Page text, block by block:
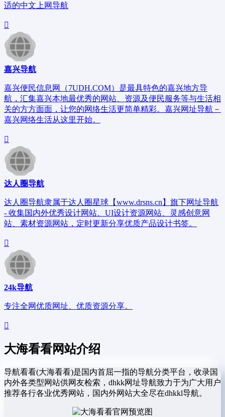
适的中文上网导航
嘉兴导航
嘉兴便民信息网（7UDH.COM）是最具特色的嘉兴地方导
航，汇集嘉兴本地最优秀的网站、资源及便民服务等与生活相
关的方方面面，让您的网络生活更简单精彩。嘉兴网址导航－
嘉兴网络生活从这里开始。
达人圈导航
达人圈导航隶属于达人圈星球【www.drsns.cn】旗下网址导航
- 收集国内外优秀设计网站、UI设计资源网站、灵感创意网
站、素材资源网站，定时更新分享优质产品设计书签。
24k导航
专注全网优质网址、优质资源分享。
大海看看网站介绍
导航看看(大海看看)是国内首屈一指的导航分类平台，收录国
内外各类型网站供网友检索，dhkk网址导航致力于为广大用户
推荐各行各业优秀网站，国内外网站大全尽在dhkkl导航。